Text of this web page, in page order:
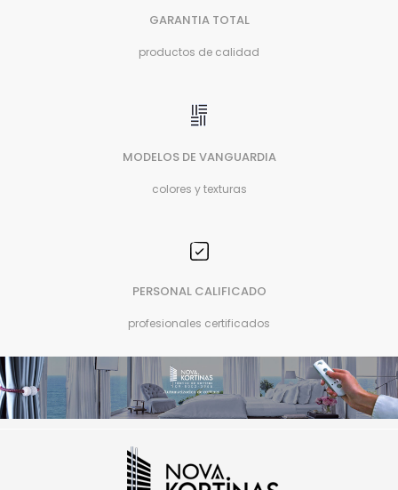
GARANTIA TOTAL
productos de calidad
MODELOS DE VANGUARDIA
colores y texturas
PERSONAL CALIFICADO
profesionales certificados